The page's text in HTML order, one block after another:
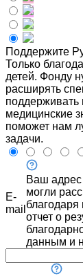
Поддержите
Только
детей. Фонду
расширять
поддерживать
медицинские
поможет нам
задачи.
E-
mail
Ваш адрес
могли
отчет о
данным и